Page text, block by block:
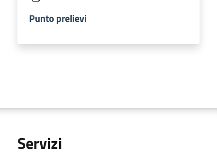
Punto prelievi
Servizi